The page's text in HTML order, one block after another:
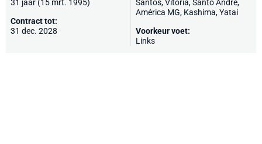
31 jaar (15 mrt. 1995)
Contract tot:
31 dec. 2028
Santos,Vitória, Santo André,
América MG, Kashima, Yatai
Voorkeur voet:
Links